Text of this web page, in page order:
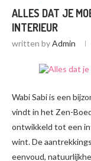
ALLES DAT JE
INTERIEUR
written byAdmin
Wabi Sabi is een
vindt in het Zen-
ontwikkeld tot een
wint. De
eenvoud,